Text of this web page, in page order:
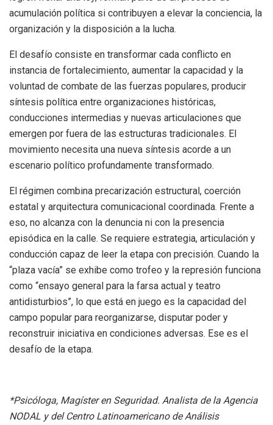
acumulación política si contribuyen a elevar la conciencia, la
organización y la disposición a la lucha.
El desafío consiste en transformar cada conflicto en
instancia de fortalecimiento, aumentar la capacidad y la
voluntad de combate de las fuerzas populares, producir
síntesis política entre organizaciones históricas,
conducciones intermedias y nuevas articulaciones que
emergen por fuera de las estructuras tradicionales. El
movimiento necesita una nueva síntesis acorde a un
escenario político profundamente transformado.
El régimen combina precarización estructural, coerción
estatal y arquitectura comunicacional coordinada. Frente a
eso, no alcanza con la denuncia ni con la presencia
episódica en la calle. Se requiere estrategia, articulación y
conducción capaz de leer la etapa con precisión. Cuando la
“plaza vacía” se exhibe como trofeo y la represión funciona
como “ensayo general para la farsa actual y teatro
antidisturbios”, lo que está en juego es la capacidad del
campo popular para reorganizarse, disputar poder y
reconstruir iniciativa en condiciones adversas. Ese es el
desafío de la etapa.
*Psicóloga, Magíster en Seguridad. Analista de la Agencia
NODAL y del Centro Latinoamericano de Análisis